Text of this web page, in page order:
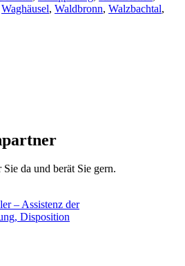
Waghäusel, Waldbronn, Walzbachtal,
da und berät Sie gern.